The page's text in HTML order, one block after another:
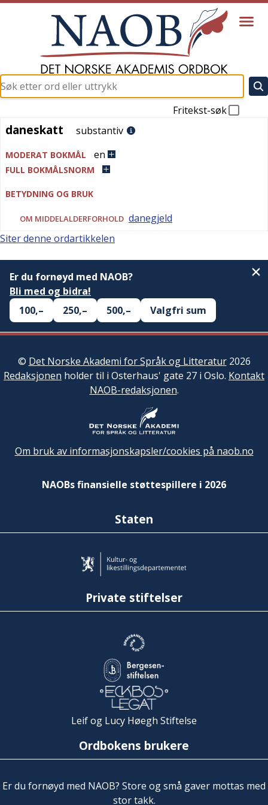
Fritekst-søk
daneskatt
daneskatt substantiv
MODERAT BOKMÅL en
FULL BOKMÅLSNORM
BETYDNING OG BRUK
OM MIDDELALDERFORHOLD danegjeld
Siter denne ordartikkelen
Er du fornøyd med NAOB?
Bli med og bidra!
100,–
250,– 500,– Valgfri sum
© Det Norske Akademi for Språk og Litteratur2026
Redaksjonen holder til i Osterhaus' gate 27 i Oslo. Kontakt
NAOB-redaksjonen.
Om bruk av informasjonskapsler/cookies på naob.no
NAOBs finansielle støttespillere i 2026
Staten
Private stiftelser
Leif og Lucy Høegh Stiftelse
Ordbokens brukere
Er du fornøyd med NAOB? Store og små gaver mottas med
stor takk.